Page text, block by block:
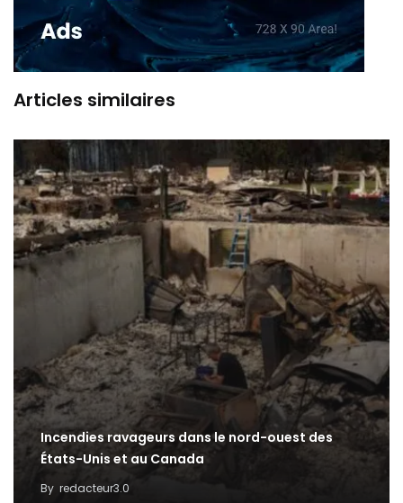
Articles similaires
Incendies ravageurs dans le nord-ouest des
États-Unis et au Canada
By redacteur3.0